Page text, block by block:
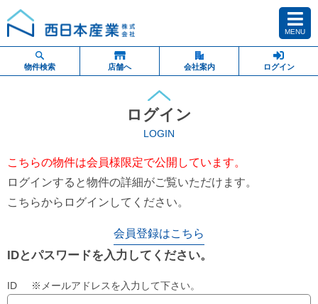
MENU
物件検索 店舗へ 会社案内 ログイン
ログイン
LOGIN
こちらの物件は会員様限定で公開しています。
ログインすると物件の詳細がご覧いただけます。
こちらからログインしてください。
会員登録はこちら
IDとパスワードを入力してください。
ID ※メールアドレスを入力して下さい。